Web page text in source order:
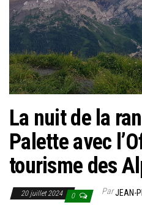
La nuit de la
Palette avec
tourisme des
20 juillet 2024 0 ParJEAN-